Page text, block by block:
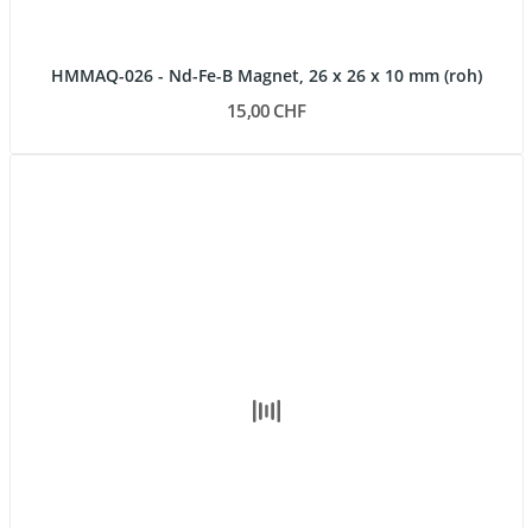
HMMAQ-026 - Nd-Fe-B Magnet, 26 x 26 x 10 mm (roh)
15,00 CHF